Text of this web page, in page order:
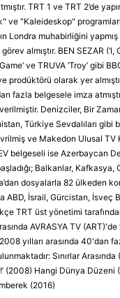
TRT 1 ve TRT 2’de
ve "Kaleideskop" programları
Londra muhabirliğini
almıştır. BEN SEZAR
ve TRUVA ‘Troy’ gibi
prodüktörü olarak yer
fazla belgesele imza
Denizciler, Bir
Türkiye Sevdalıları gibi
ve Makedon Ulusal TV
belgeseli ise Azerbaycan
Balkanlar,
dosyalarla 82 ülkeden
ABD, İsrail, Gürcistan,
TRT üst yönetimi
AVRASYA TV (ART)'de
yılları arasında 40'dan
Sınırlar
(2008) Hangi Dünya
(2016)